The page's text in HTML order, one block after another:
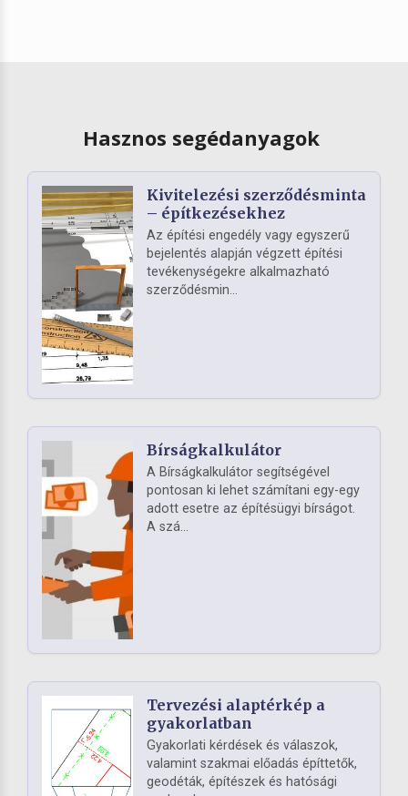
Hasznos segédanyagok
Kivitelezési szerződésminta
– építkezésekhez
Az építési engedély vagy egyszerű
bejelentés alapján végzett építési
tevékenységekre alkalmazható
szerződésmin...
Bírságkalkulátor
A Bírságkalkulátor segítségével
pontosan ki lehet számítani egy-egy
adott esetre az építésügyi bírságot.
A szá...
Tervezési alaptérkép a
gyakorlatban
Gyakorlati kérdések és válaszok,
valamint szakmai előadás építtetők,
geodéták, építészek és hatósági